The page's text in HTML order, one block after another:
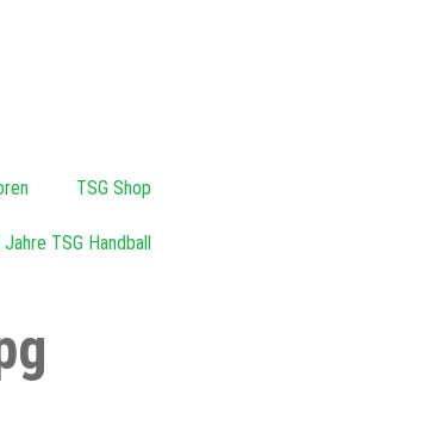
TSG Shop
Jahre TSG Handball